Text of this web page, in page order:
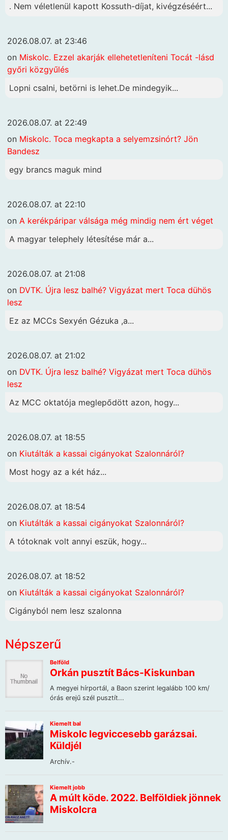
. Nem véletlenül kapott Kossuth-díjat, kivégzéséért...
2026.08.07. at 23:46
on Miskolc. Ezzel akarják ellehetetleníteni Tocát -lásd
győri közgyűlés
Lopni csalni, betörni is lehet.De mindegyik...
2026.08.07. at 22:49
on Miskolc. Toca megkapta a selyemzsinórt? Jön
Bandesz
egy brancs maguk mind
2026.08.07. at 22:10
on A kerékpáripar válsága még mindig nem ért véget
A magyar telephely létesítése már a...
2026.08.07. at 21:08
on DVTK. Újra lesz balhé? Vigyázat mert Toca dühös
lesz
Ez az MCCs Sexyén Gézuka ,a...
2026.08.07. at 21:02
on DVTK. Újra lesz balhé? Vigyázat mert Toca dühös
lesz
Az MCC oktatója meglepődött azon, hogy...
2026.08.07. at 18:55
on Kiutálták a kassai cigányokat Szalonnáról?
Most hogy az a két ház...
2026.08.07. at 18:54
on Kiutálták a kassai cigányokat Szalonnáról?
A tótoknak volt annyi eszük, hogy...
2026.08.07. at 18:52
on Kiutálták a kassai cigányokat Szalonnáról?
Cigányból nem lesz szalonna
Népszerű